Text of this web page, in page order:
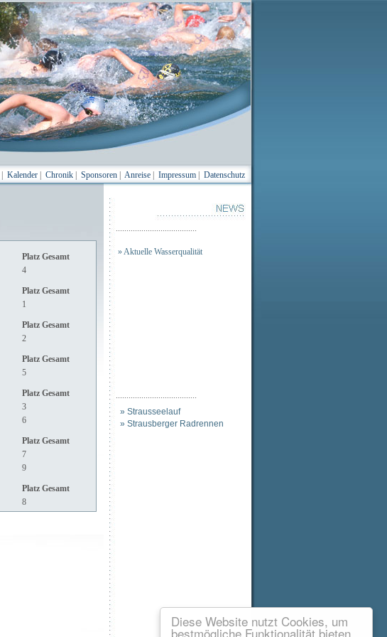
Diese Website nutzt Cookies, um
bestmögliche Funktionalität bieten
Kalender Chronik Sponsoren Anreise Impressum Datenschutz
Platz Gesamt
4
Platz Gesamt
1
Platz Gesamt
2
Platz Gesamt
5
Platz Gesamt
3
6
Platz Gesamt
7
9
Platz Gesamt
8
......................................
» Aktuelle Wasserqualität
......................................
» Strausseelauf
» Strausberger Radrennen